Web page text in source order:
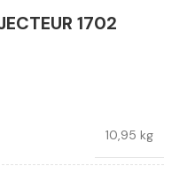
1702
10,95 kg